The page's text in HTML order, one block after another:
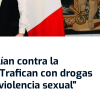
contra la
con drogas
sexual"